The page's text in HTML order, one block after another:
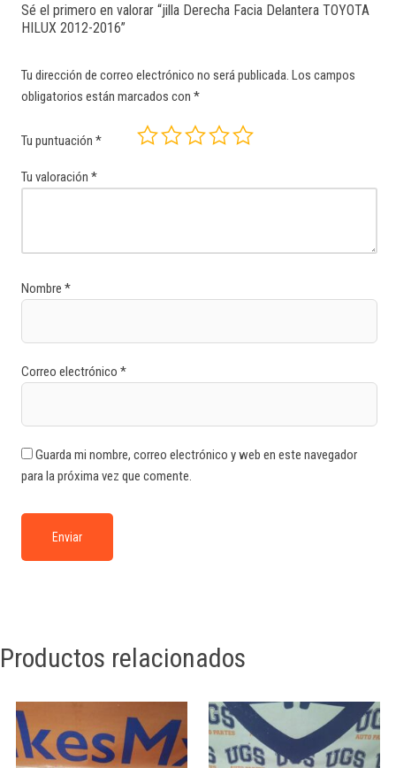
Sé el primero en valorar “jilla Derecha Facia Delantera TOYOTA
HILUX 2012-2016”
Tu dirección de correo electrónico no será publicada. Los campos
obligatorios están marcados con *
Tu puntuación *
Tu valoración *
Nombre *
Correo electrónico *
Guarda mi nombre, correo electrónico y web en este navegador
para la próxima vez que comente.
Productos relacionados